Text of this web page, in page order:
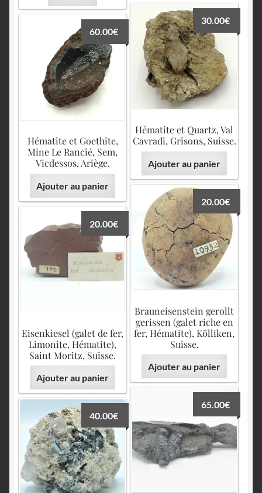
Hématite et Quartz, Val
Cavradi, Grisons, Suisse.
30.00€
Ajouter au panier
Hématite et Goethite,
Mine Le Rancié, Sem,
Vicdessos, Ariège.
60.00€
Ajouter au panier
Brauneisenstein gerollt
gerissen (galet riche en
fer, Hématite), Kölliken,
Suisse.
20.00€
Ajouter au panier
Eisenkiesel (galet de fer,
Limonite, Hématite),
Saint Moritz, Suisse.
20.00€
Ajouter au panier
65.00€
40.00€